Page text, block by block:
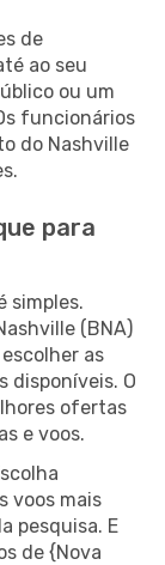
de
ao seu
ou um
funcionários
do Nashville
para
simples.
(BNA)
as
disponíveis. O
ofertas
e voos.
voos mais
pesquisa. E
de {Nova